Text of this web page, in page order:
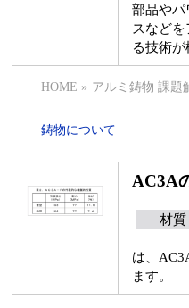
部品や
スなど
る技術
HOME » アルミ鋳物 課題
鋳物について
AC3A
材質
は、
ます。